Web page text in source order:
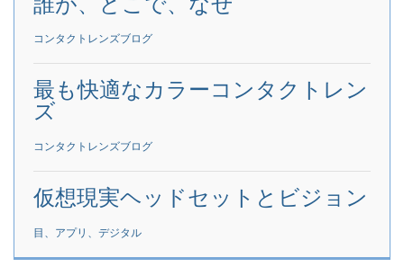
コンタクトレンズブログ
最も快適なカラーコンタクトレン
ズ
コンタクトレンズブログ
仮想現実ヘッドセットとビジョン
目、アプリ、デジタル